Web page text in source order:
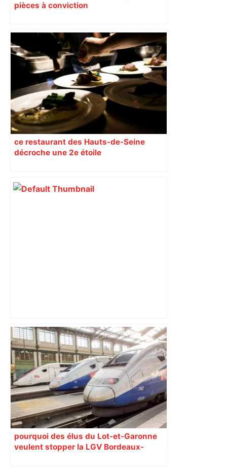
pièces à conviction
ce restaurant des Hauts-de-Seine
décroche une 2e étoile
Une maison de 300 m2 totalement
embrasée au nord-est de Toulouse : les
pompiers ont lutté toute la nuit –
Actu.fr
pourquoi des élus du Lot-et-Garonne
veulent stopper la LGV Bordeaux-